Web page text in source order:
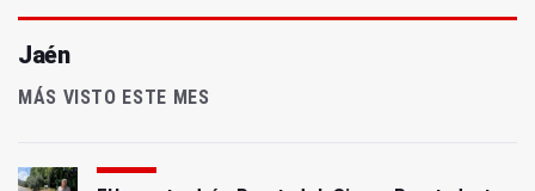
Jaén
MÁS VISTO ESTE MES